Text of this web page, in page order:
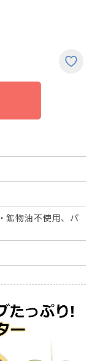
鉱物油不使用、パ